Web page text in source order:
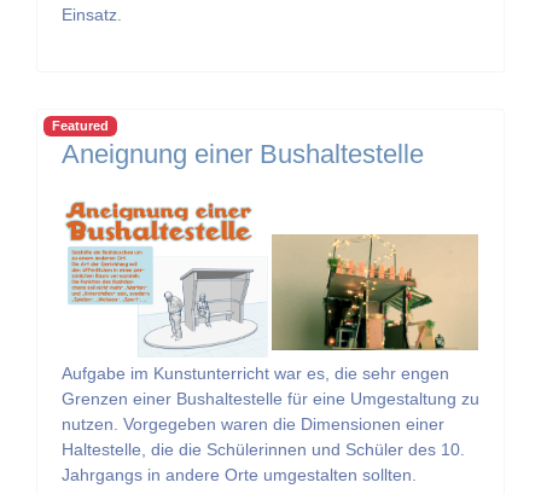
Einsatz.
Featured
Aneignung einer Bushaltestelle
Aufgabe im Kunstunterricht war es, die sehr engen
Grenzen einer Bushaltestelle für eine Umgestaltung zu
nutzen. Vorgegeben waren die Dimensionen einer
Haltestelle, die die Schülerinnen und Schüler des 10.
Jahrgangs in andere Orte umgestalten sollten.